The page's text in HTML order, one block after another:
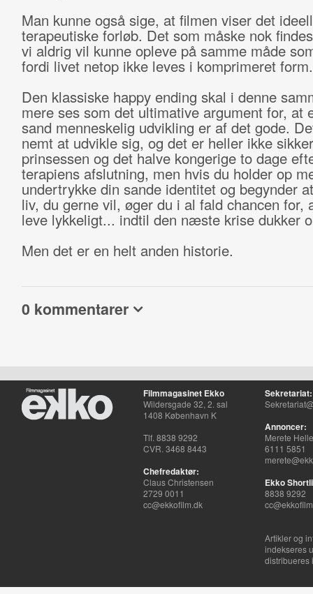
Man kunne også sige, at filmen viser det
terapeutiske forløb. Det som måske nok
vi aldrig vil kunne opleve på samme måde
fordi livet netop ikke leves i komprimeret form.
Den klassiske happy ending skal i denne
mere ses som det ultimative argument for, at
sand menneskelig udvikling er af det gode.
nemt at udvikle sig, og det er heller ikke
prinsessen og det halve kongerige to dage
terapiens afslutning, men hvis du holder op
undertrykke din sande identitet og begynder
liv, du gerne vil, øger du i al fald chancen for,
leve lykkeligt... indtil den næste krise dukker
Men det er en helt anden historie.
0 kommentarer
Filmmagasinet Ekko
Wildersgade 32, 2. sal
1408 København K
Tlf. 8838 9292
CVR. 3468 8443
Chefredaktør:
Claus Christensen
2729 0011
cc@ekkofilm.dk
Sekretariat:
Annoncer:
Merete
6111 5851
Ekko
8838 9292
Artikler og
indekseres
distribueres